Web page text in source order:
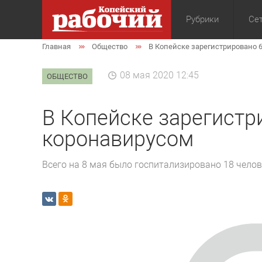
Рубрики
Общество
Главная Общество В Копейске зарегистрировано
ОБЩЕСТВО 08 мая 2020 12:45
В Копейске
коронавирусом
Всего на 8 мая было госпитализировано 18